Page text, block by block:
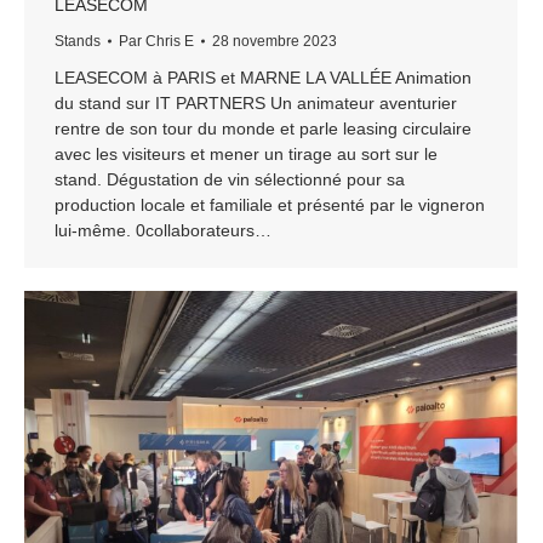
LEASECOM
Stands Par Chris E 28 novembre 2023
LEASECOM à PARIS et MARNE LA VALLÉE Animation
du stand sur IT PARTNERS Un animateur aventurier
rentre de son tour du monde et parle leasing circulaire
avec les visiteurs et mener un tirage au sort sur le
stand. Dégustation de vin sélectionné pour sa
production locale et familiale et présenté par le vigneron
lui-même. 0collaborateurs…